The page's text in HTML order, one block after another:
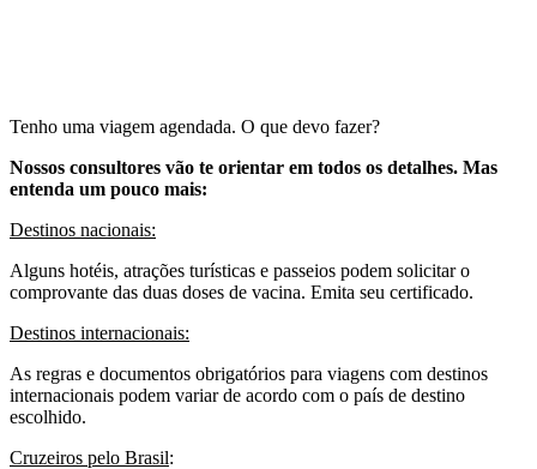
Tenho uma viagem agendada. O que devo fazer?
Nossos consultores vão te orientar em todos os detalhes. Mas
entenda um pouco mais:
Destinos nacionais:
Alguns hotéis, atrações turísticas e passeios podem solicitar o
comprovante das duas doses de vacina. Emita seu certificado.
Destinos internacionais:
As regras e documentos obrigatórios para viagens com destinos
internacionais podem variar de acordo com o país de destino
escolhido.
Cruzeiros pelo Brasil: